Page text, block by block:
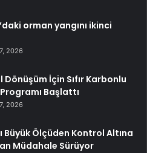
orman yangını ikinci
2026
Dönüşüm İçin Sıfır Karbonlu
Başlattı
2026
Büyük Ölçüden Kontrol Altına
Müdahale Sürüyor